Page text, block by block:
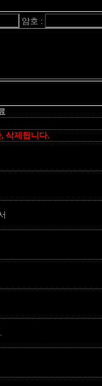
암호 :
삭제됩니다.